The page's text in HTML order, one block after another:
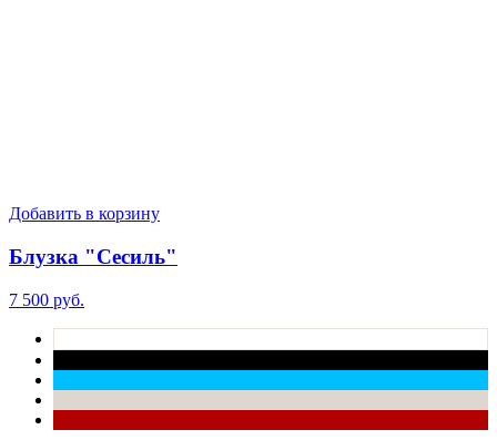
Добавить в корзину
Блузка "Сесиль"
7 500 руб.